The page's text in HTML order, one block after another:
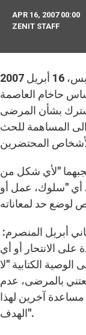
APR 16, 2007 00:00
ZENIT STAFF
باريس، 16 أبريل 2007 (zenit.org). اتفق المونسيور أندريه
حاخام العاصمة
بشأن المرضى
المساهمة للحث
"لأي شكل من
أي "سلوك، عمل أو
على الانتحار أو أي
الكتابية "لا
بالمرضى، عدم
آخرين لهذا
الهدف".